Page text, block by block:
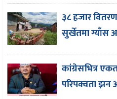
३८ हजार
सुर्खेतमा ग्याँस
कांग्रेसभित्र
परिपक्वता झन